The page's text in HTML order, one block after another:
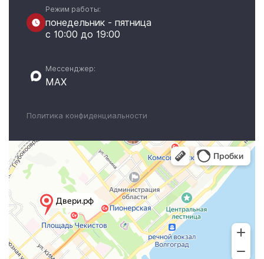
Режим работы:
понедельник - пятница
с 10:00 до 19:00
Мессенджер:
MAX
Политика конфиденциальности